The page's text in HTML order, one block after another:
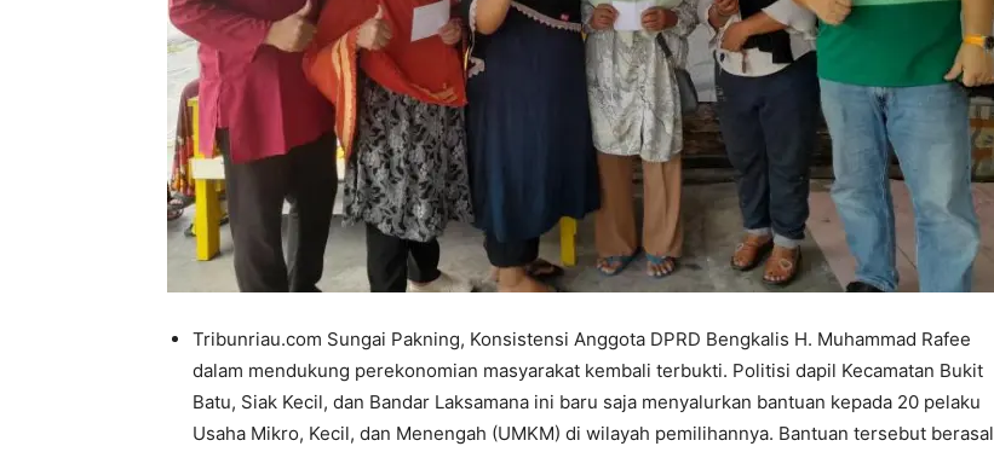
Tribunriau.com Sungai Pakning, Konsistensi Anggota DPRD Bengkalis H. Muhammad Rafee
dalam mendukung perekonomian masyarakat kembali terbukti. Politisi dapil Kecamatan Bukit
Batu, Siak Kecil, dan Bandar Laksamana ini baru saja menyalurkan bantuan kepada 20 pelaku
Usaha Mikro, Kecil, dan Menengah (UMKM) di wilayah pemilihannya. Bantuan tersebut berasal